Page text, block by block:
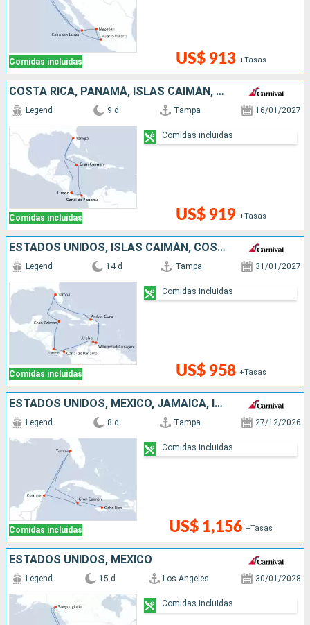
Comidas incluidas US$ 913 +Tasas
COSTA RICA, PANAMÁ, ISLAS CAIMÁN, ESTADOS UNIDOS
Comidas incluidas
Legend 9 d Tampa 16/01/2027
US$ 919 +Tasas
Comidas incluidas
ESTADOS UNIDOS, ISLAS CAIMÁN, COSTA RICA, PANAMÁ, ARUBA, REPÚBLICA DOMINICANA
Comidas incluidas
Legend 14 d Tampa 31/01/2027
US$ 958 +Tasas
Comidas incluidas
ESTADOS UNIDOS, MÉXICO, JAMAICA, ISLAS CAIMÁN
Comidas incluidas
Legend 8 d Tampa 27/12/2026
US$ 1,156 +Tasas
Comidas incluidas
ESTADOS UNIDOS, MÉXICO
Legend 15 d Los Angeles 30/01/2028
Comidas incluidas